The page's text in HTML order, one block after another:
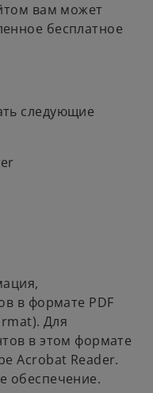
вам может
бесплатное
следующие
в формате PDF
Для
в этом формате
Acrobat Reader.
обеспечение.